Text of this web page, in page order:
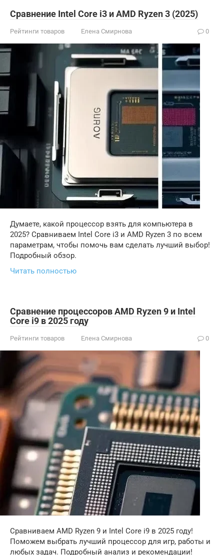
Сравнение Intel Core i3 и AMD Ryzen 3 (2025)
Рейтинги товаров Елена Смирнова 0
Думаете, какой процессор взять для компьютера в
2025? Сравниваем Intel Core i3 и AMD Ryzen 3 по всем
параметрам, чтобы помочь вам сделать лучший выбор!
Подробный обзор.
Читать полностью
Сравнение процессоров AMD Ryzen 9 и Intel
Core i9 в 2025 году
Рейтинги товаров Елена Смирнова 0
Сравниваем AMD Ryzen 9 и Intel Core i9 в 2025 году!
Поможем выбрать лучший процессор для игр, работы и
любых задач. Подробный анализ и рекомендации!